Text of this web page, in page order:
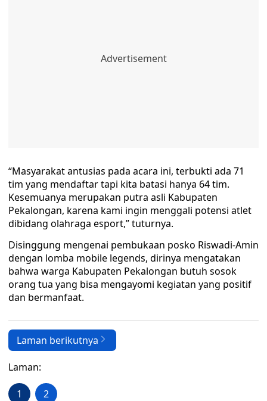
“Masyarakat antusias pada acara ini, terbukti ada 71
tim yang mendaftar tapi kita batasi hanya 64 tim.
Kesemuanya merupakan putra asli Kabupaten
Pekalongan, karena kami ingin menggali potensi atlet
dibidang olahraga esport,” tuturnya.
Disinggung mengenai pembukaan posko Riswadi-Amin
dengan lomba mobile legends, dirinya mengatakan
bahwa warga Kabupaten Pekalongan butuh sosok
orang tua yang bisa mengayomi kegiatan yang positif
dan bermanfaat.
Laman berikutnya
Laman:
1 2